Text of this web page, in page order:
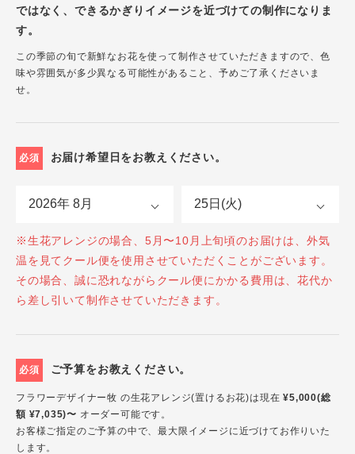
ではなく、できるかぎりイメージを近づけての制作になりま
す。
この季節の旬で新鮮なお花を使って制作させていただきますので、色
味や雰囲気が多少異なる可能性があること、予めご了承くださいま
せ。
必須 お届け希望日をお教えください。
※生花アレンジの場合、5月〜10月上旬頃のお届けは、外気
温を見てクール便を使用させていただくことがございます。
その場合、誠に恐れながらクール便にかかる費用は、花代か
ら差し引いて制作させていただきます。
必須 ご予算をお教えください。
フラワーデザイナー牧 の生花アレンジ(置けるお花)は現在¥5,000(総
額 ¥7,035)〜 オーダー可能です。
お客様ご指定のご予算の中で、最大限イメージに近づけてお作りいた
します。